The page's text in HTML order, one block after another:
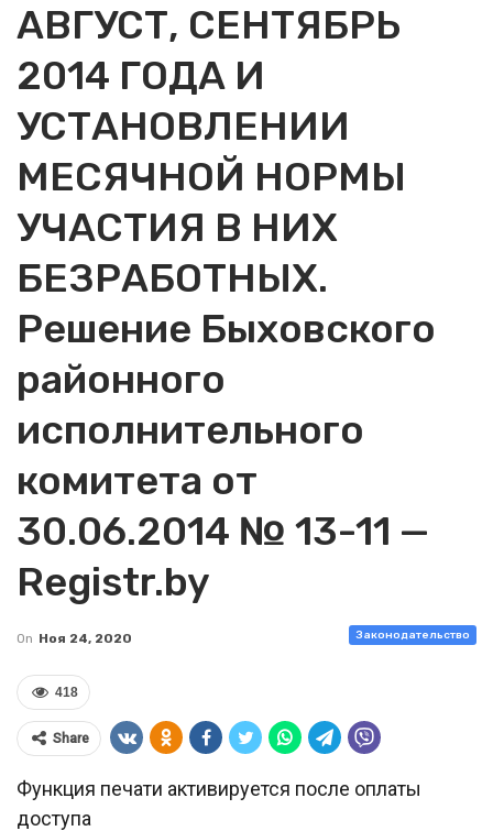
АВГУСТ, СЕНТЯБРЬ
2014 ГОДА И
УСТАНОВЛЕНИИ
МЕСЯЧНОЙ НОРМЫ
УЧАСТИЯ В НИХ
БЕЗРАБОТНЫХ.
Решение Быховского
районного
исполнительного
комитета от
30.06.2014 № 13-11 —
Registr.by
Законодательство
On Ноя 24, 2020
418
Share
Функция печати активируется после оплаты
доступа